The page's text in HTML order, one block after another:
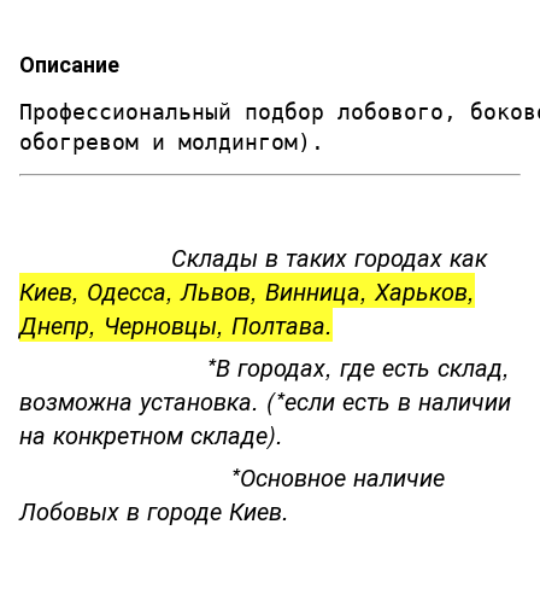
Описание
Профессиональный подбор лобового,
обогревом и молдингом).
Склады в таких городах как
Киев, Одесса, Львов, Винница, Харьков,
Днепр, Черновцы, Полтава.
*В городах, где есть склад,
возможна установка. (*если есть в наличии
на конкретном складе).
*Основное наличие
Лобовых в городе Киев.